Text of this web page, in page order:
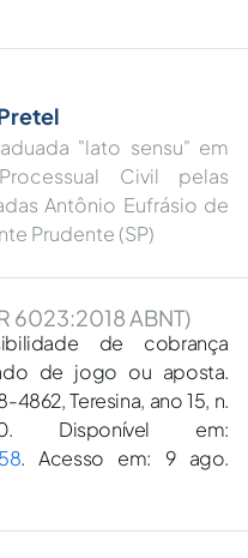
"lato sensu" em
Civil pelas
Antônio Eufrásio de
Prudente (SP)
6023:2018 ABNT)
de cobrança
de jogo ou aposta.
4862, Teresina, ano 15, n.
Disponível em:
. Acesso em: 9 ago.